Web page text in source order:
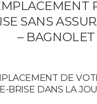
SANS
– BAGNOLET
DE
BRISE DANS LA